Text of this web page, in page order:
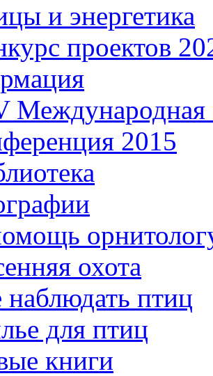
и энергетика
проектов
Международная
2015
охота
наблюдать птиц
для птиц
книги